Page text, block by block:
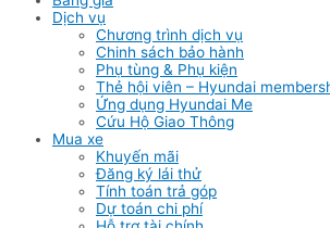
Dịch vụ
Chương trình dịch vụ
Chinh sách bảo hành
Phụ tùng & Phụ kiện
Thẻ hội viên – Hyundai
Ứng dụng Hyundai Me
Cứu Hộ Giao Thông
Mua xe
Khuyến mãi
Đăng ký lái thử
Tính toán trả góp
Dự toán chi phí